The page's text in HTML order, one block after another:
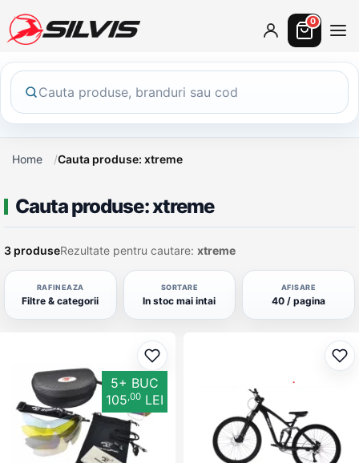
0
Home Cauta produse: xtreme
Cauta produse: xtreme
3 produseRezultate pentru cautare: xtreme
RAFINEAZA
Filtre & categorii
SORTARE
In stoc mai intai
AFISARE
40 / pagina
Adaugă la favorite
5+ BUC
105,00 LEI